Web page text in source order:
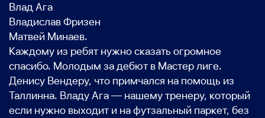
Влад Ага
Владислав Фризен
Матвей Минаев.
Каждому из ребят нужно сказать огромное
спасибо. Молодым за дебют в Мастер лиге.
Денису Вендеру, что примчался на помощь из
Таллинна. Владу Ага — нашему тренеру, который
если нужно выходит и на футзальный паркет, без